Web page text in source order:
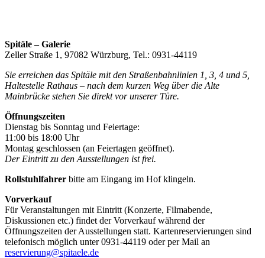
Spitäle – Galerie
Zeller Straße 1, 97082 Würzburg, Tel.: 0931-44119
Sie erreichen das Spitäle mit den Straßenbahnlinien 1, 3, 4 und 5,
Haltestelle Rathaus – nach dem kurzen Weg über die Alte
Mainbrücke stehen Sie direkt vor unserer Türe.
Öffnungszeiten
Dienstag bis Sonntag und Feiertage:
11:00 bis 18:00 Uhr
Montag geschlossen (an Feiertagen geöffnet).
Der Eintritt zu den Ausstellungen ist frei.
Rollstuhlfahrer bitte am Eingang im Hof klingeln.
Vorverkauf
Für Veranstaltungen mit Eintritt (Konzerte, Filmabende,
Diskussionen etc.) findet der Vorverkauf während der
Öffnungszeiten der Ausstellungen statt. Kartenreservierungen sind
telefonisch möglich unter 0931-44119 oder per Mail an
reservierung@spitaele.de